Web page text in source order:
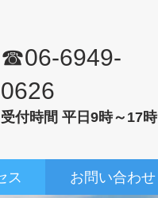
☎06-6949-
0626
受付時間 平日9時～17時
ス お問い合わせ